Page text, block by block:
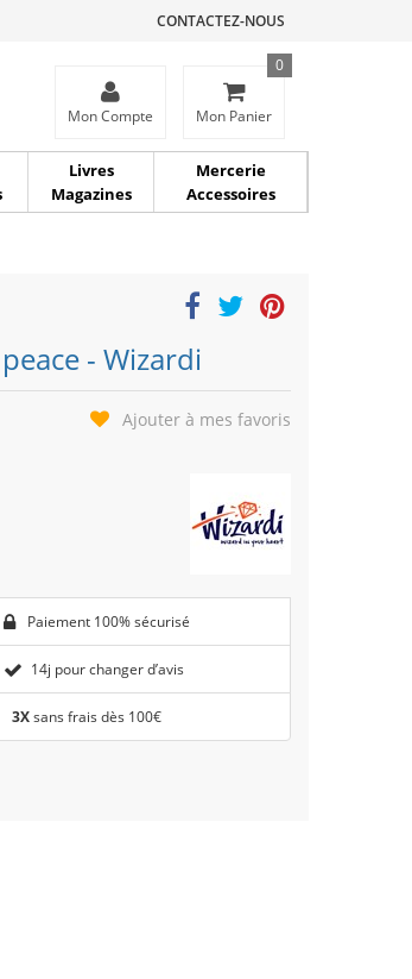
CONTACTEZ-NOUS
Mon Compte Mon Panier
0
Livres
Magazines
Mercerie
Accessoires
- Wizardi
Ajouter à mes favoris
Paiement 100% sécurisé
14j pour changer d’avis
3Xsans frais dès 100€